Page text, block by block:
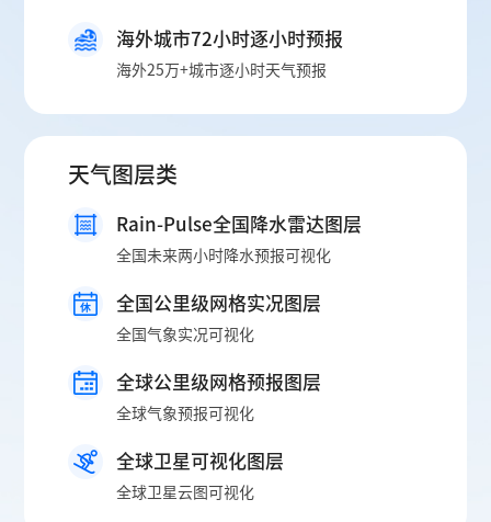
海外城市72小时逐小时预报
海外25万+城市逐小时天气预报
天气图层类
Rain-Pulse全国降水雷达图层
全国未来两小时降水预报可视化
全国公里级网格实况图层
全国气象实况可视化
全球公里级网格预报图层
全球气象预报可视化
全球卫星可视化图层
全球卫星云图可视化